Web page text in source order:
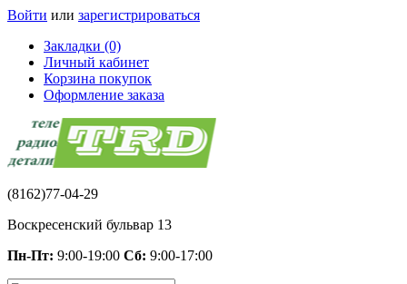
Войти или зарегистрироваться
Закладки (0)
Личный кабинет
Корзина покупок
Оформление заказа
(8162)77-04-29
Воскресенский бульвар 13
Пн-Пт: 9:00-19:00 Сб: 9:00-17:00